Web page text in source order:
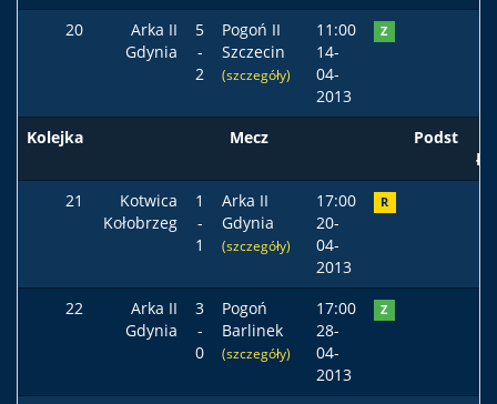
20
Arka II
Gdynia
5
-
2
Pogoń II
Szczecin
(szczegóły)
11:00
14-
04-
2013
Z
Kolejka Mecz Podst
21
Kotwica
Kołobrzeg
1
-
1
Arka II
Gdynia
(szczegóły)
17:00
20-
04-
2013
R
22
Arka II
Gdynia
3
-
0
Pogoń
Barlinek
(szczegóły)
17:00
28-
04-
2013
Z